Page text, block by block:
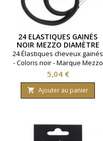
24 ELASTIQUES GAINÉS
NOIR MEZZO DIAMÈTRE
55MM
24 Élastiques cheveux gainés
- Coloris noir - Marque Mezzo
- Diamètre 55mm
Prix
5,04 €
 Ajouter au panier